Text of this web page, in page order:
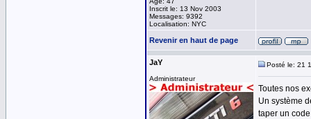
Inscrit le: 13 Nov 2003
Messages: 9392
Localisation: NYC
Revenir en haut de page
JaY
Administrateur
Posté le: 21
Toutes nos
Un système
taper un